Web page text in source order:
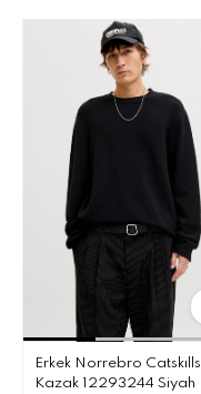
Erkek Norrebro Catskılls
Kazak 12293244 Siyah